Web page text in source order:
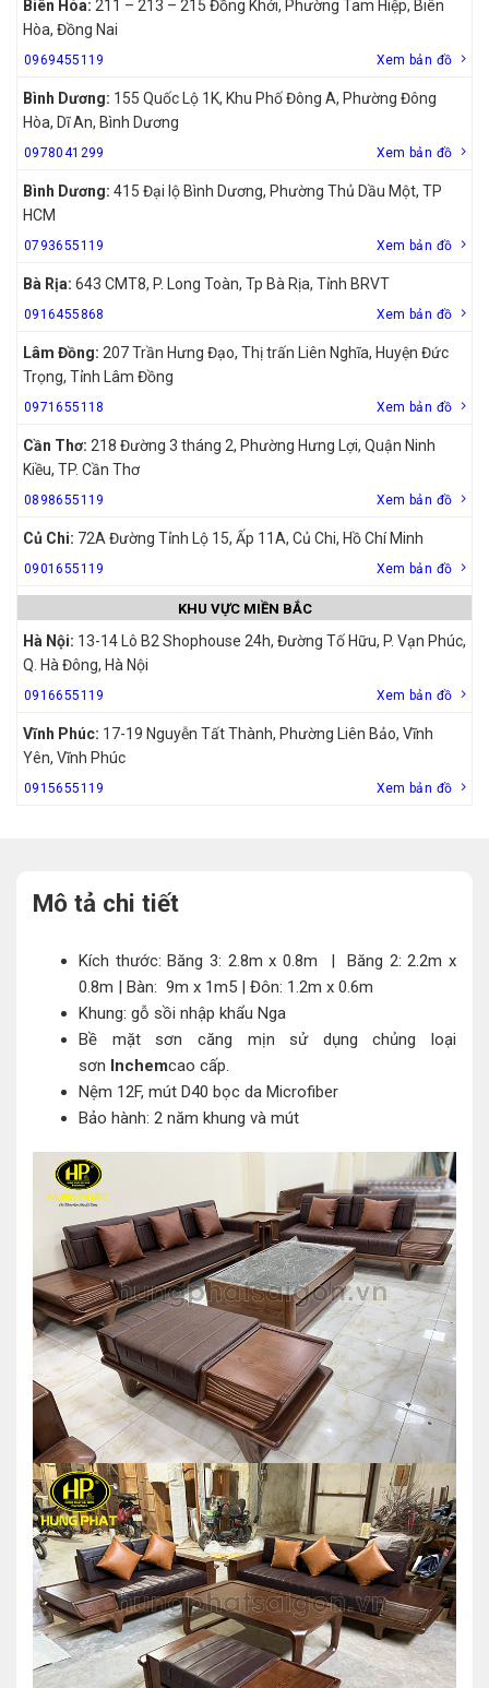
Biên Hòa: 211 – 213 – 215 Đồng Khởi, Phường Tam Hiệp, Biên
Hòa, Đồng Nai
0969455119 Xem bản đồ
Bình Dương: 155 Quốc Lộ 1K, Khu Phố Đông A, Phường Đông
Hòa, Dĩ An, Bình Dương
0978041299 Xem bản đồ
Bình Dương: 415 Đại lộ Bình Dương, Phường Thủ Dầu Một, TP
HCM
0793655119 Xem bản đồ
Bà Rịa: 643 CMT8, P. Long Toàn, Tp Bà Rịa, Tỉnh BRVT
0916455868 Xem bản đồ
Lâm Đồng: 207 Trần Hưng Đạo, Thị trấn Liên Nghĩa, Huyện Đức
Trọng, Tỉnh Lâm Đồng
0971655118 Xem bản đồ
Cần Thơ: 218 Đường 3 tháng 2, Phường Hưng Lợi, Quận Ninh
Kiều, TP. Cần Thơ
0898655119 Xem bản đồ
Củ Chi: 72A Đường Tỉnh Lộ 15, Ấp 11A, Củ Chi, Hồ Chí Minh
0901655119 Xem bản đồ
KHU VỰC MIỀN BẮC
Hà Nội: 13-14 Lô B2 Shophouse 24h, Đường Tố Hữu, P. Vạn Phúc,
Q. Hà Đông, Hà Nội
0916655119 Xem bản đồ
Vĩnh Phúc: 17-19 Nguyễn Tất Thành, Phường Liên Bảo, Vĩnh
Yên, Vĩnh Phúc
0915655119 Xem bản đồ
Mô tả chi tiết
Kích thước: Băng 3: 2.8m x 0.8m | Băng 2: 2.2m x
0.8m | Bàn: 9m x 1m5 | Đôn: 1.2m x 0.6m
Khung: gỗ sồi nhập khẩu Nga
Bề mặt sơn căng mịn sử dụng chủng loại
sơn Inchemcao cấp.
Nệm 12F, mút D40 bọc da Microfiber
Bảo hành: 2 năm khung và mút